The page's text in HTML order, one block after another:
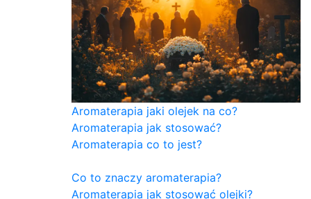
Aromaterapia jaki olejek na co?
Aromaterapia jak stosować?
Aromaterapia co to jest?
Co to znaczy aromaterapia?
Aromaterapia jak stosować olejki?